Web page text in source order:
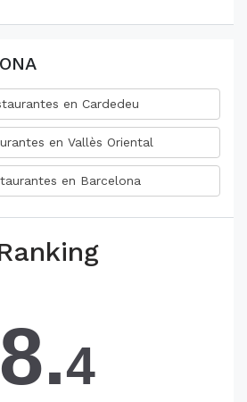
en Cardedeu
en Vallès Oriental
en Barcelona
8.4